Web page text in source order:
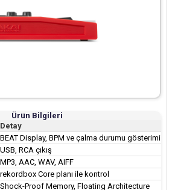
Ürün Bilgileri
Detay
BEAT Display, BPM ve çalma durumu gösterimi
USB, RCA çıkış
MP3, AAC, WAV, AIFF
rekordbox Core planı ile kontrol
Shock-Proof Memory, Floating Architecture